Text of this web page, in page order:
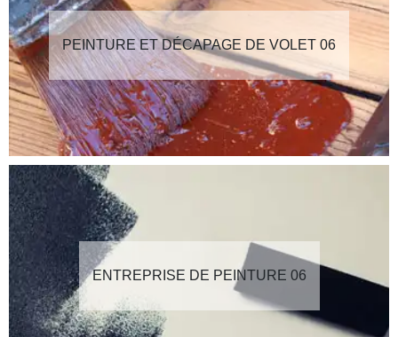
PEINTURE ET DÉCAPAGE DE VOLET 06
ENTREPRISE DE PEINTURE 06